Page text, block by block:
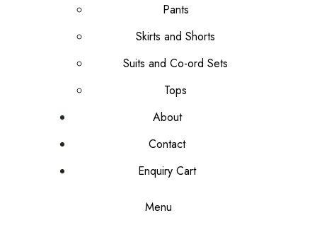
Pants
Skirts and Shorts
Suits and Co-ord Sets
Tops
About
Contact
Enquiry Cart
Menu